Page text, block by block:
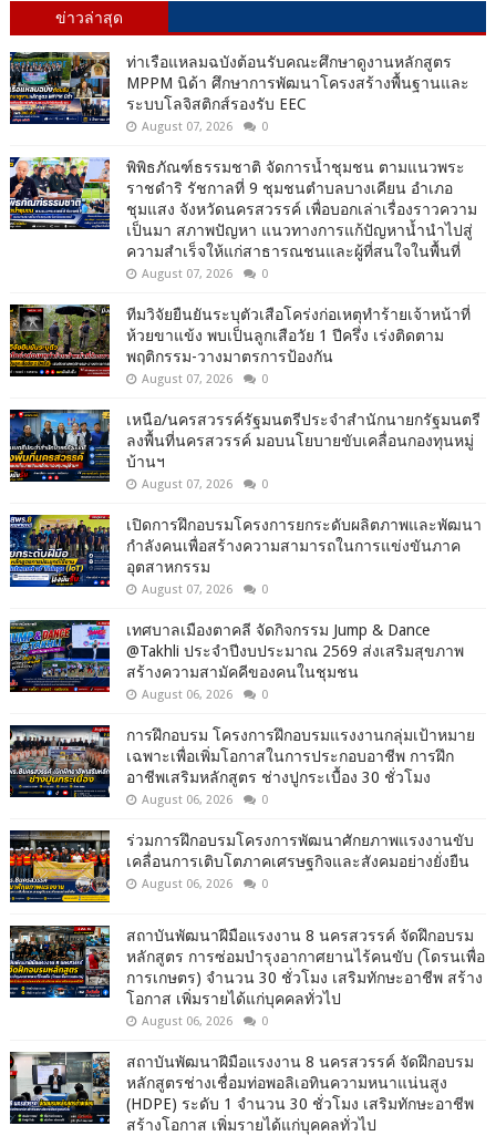
ข่าวล่าสุด
ท่าเรือแหลมฉบังต้อนรับคณะศึกษาดูงานหลักสูตร
MPPM นิด้า ศึกษาการพัฒนาโครงสร้างพื้นฐานและ
ระบบโลจิสติกส์รองรับ EEC
August 07, 2026 0
พิพิธภัณฑ์ธรรมชาติ จัดการน้ำชุมชน ตามแนวพระ
ราชดำริ รัชกาลที่ 9 ชุมชนตำบลบางเคียน อำเภอ
ชุมแสง จังหวัดนครสวรรค์ เพื่อบอกเล่าเรื่องราวความ
เป็นมา สภาพปัญหา แนวทางการแก้ปัญหาน้ำนำไปสู่
ความสำเร็จให้แก่สาธารณชนและผู้ที่สนใจในพื้นที่
August 07, 2026 0
ทีมวิจัยยืนยันระบุตัวเสือโคร่งก่อเหตุทำร้ายเจ้าหน้าที่
ห้วยขาแข้ง พบเป็นลูกเสือวัย 1 ปีครึ่ง เร่งติดตาม
พฤติกรรม-วางมาตรการป้องกัน
August 07, 2026 0
เหนือ/นครสวรรค์รัฐมนตรีประจำสำนักนายกรัฐมนตรี
ลงพื้นที่นครสวรรค์ มอบนโยบายขับเคลื่อนกองทุนหมู่
บ้านฯ
August 07, 2026 0
เปิดการฝึกอบรมโครงการยกระดับผลิตภาพและพัฒนา
กำลังคนเพื่อสร้างความสามารถในการแข่งขันภาค
อุตสาหกรรม
August 07, 2026 0
เทศบาลเมืองตาคลี จัดกิจกรรม Jump & Dance
@Takhli ประจำปีงบประมาณ 2569 ส่งเสริมสุขภาพ
สร้างความสามัคคีของคนในชุมชน
August 06, 2026 0
การฝึกอบรม โครงการฝึกอบรมแรงงานกลุ่มเป้าหมาย
เฉพาะเพื่อเพิ่มโอกาสในการประกอบอาชีพ การฝึก
อาชีพเสริมหลักสูตร ช่างปูกระเบื้อง 30 ชั่วโมง
August 06, 2026 0
ร่วมการฝึกอบรมโครงการพัฒนาศักยภาพแรงงานขับ
เคลื่อนการเติบโตภาคเศรษฐกิจและสังคมอย่างยั่งยืน
August 06, 2026 0
สถาบันพัฒนาฝีมือแรงงาน 8 นครสวรรค์ จัดฝึกอบรม
หลักสูตร การซ่อมบำรุงอากาศยานไร้คนขับ (โดรนเพื่อ
การเกษตร) จำนวน 30 ชั่วโมง เสริมทักษะอาชีพ สร้าง
โอกาส เพิ่มรายได้แก่บุคคลทั่วไป
August 06, 2026 0
สถาบันพัฒนาฝีมือแรงงาน 8 นครสวรรค์ จัดฝึกอบรม
หลักสูตรช่างเชื่อมท่อพอลิเอทินความหนาแน่นสูง
(HDPE) ระดับ 1 จำนวน 30 ชั่วโมง เสริมทักษะอาชีพ
สร้างโอกาส เพิ่มรายได้แก่บุคคลทั่วไป